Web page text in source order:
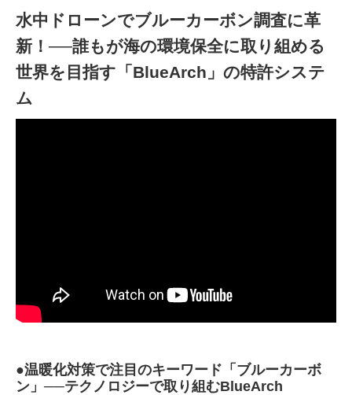
水中ドローンでブルーカーボン調査に革
新！──誰もが海の環境保全に取り組める
世界を目指す「BlueArch」の特許システ
ム
●温暖化対策で注目のキーワード「ブルーカーボ
ン」──テクノロジーで取り組むBlueArch